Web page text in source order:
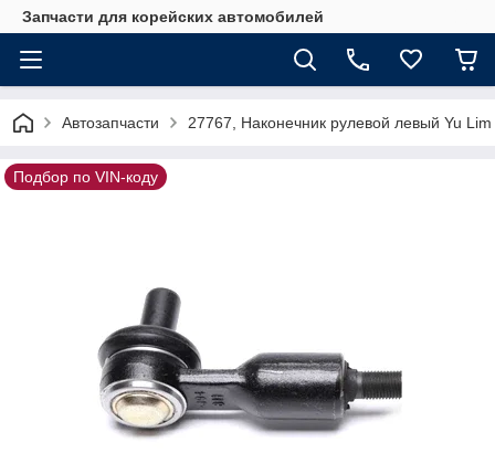
Запчасти для корейских автомобилей
Автозапчасти 27767, Наконечник рулевой левый Yu
Подбор по VIN-коду